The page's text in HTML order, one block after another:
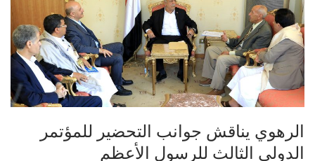
الرهوي يناقش جوانب التحضير للمؤتمر
الدولي الثالث للرسول الأعظم